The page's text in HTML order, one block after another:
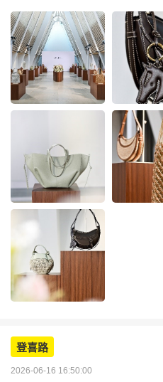
登喜路
2026-06-16 16:50:00